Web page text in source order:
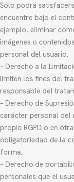
Sólo podrá
encuentre bajo el
ejemplo, eliminar
imágenes o
personal del usuario.
– Derecho a la
limiten los fines del
responsable del
– Derecho de
carácter personal del
propio RGPD o en
obligatoriedad de la
forma.
– Derecho de
personales que el